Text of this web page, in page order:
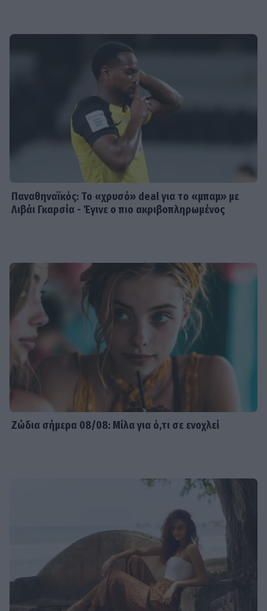
Παναθηναϊκός: Το «χρυσό» deal για το «μπαμ» με
Λιβάι Γκαρσία - Έγινε ο πιο ακριβοπληρωμένος
Ζώδια σήμερα 08/08: Μίλα για ό,τι σε ενοχλεί